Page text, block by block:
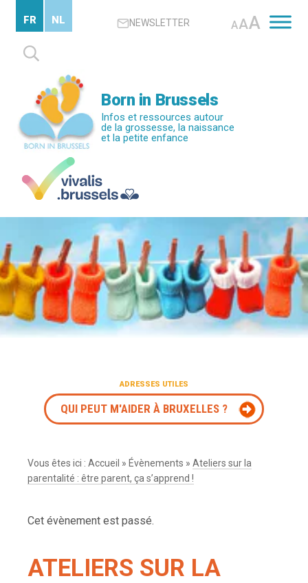
contenu
principal
NEWSLETTER AAA
Rechercher :
FR NL
Born in Brussels
Infos et ressources autour
de la grossesse, la naissance
et la petite enfance
ADRESSES UTILES
QUI PEUT M'AIDER À BRUXELLES ?
Vous êtes ici :Accueil » Évènements »Ateliers sur la
parentalité : être parent, ça s’apprend !
Cet évènement est passé.
ATELIERS SUR LA